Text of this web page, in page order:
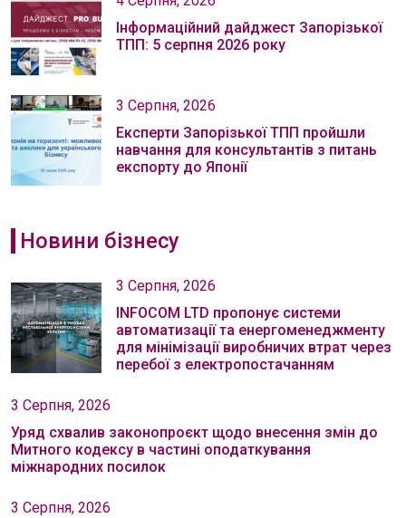
Інформаційний дайджест Запорізької
ТПП: 5 серпня 2026 року
3 Серпня, 2026
Експерти Запорізької ТПП пройшли
навчання для консультантів з питань
експорту до Японії
Новини бізнесу
3 Серпня, 2026
INFOCOM LTD пропонує системи
автоматизації та енергоменеджменту
для мінімізації виробничих втрат через
перебої з електропостачанням
3 Серпня, 2026
Уряд схвалив законопроєкт щодо внесення змін до
Митного кодексу в частині оподаткування
міжнародних посилок
3 Серпня, 2026